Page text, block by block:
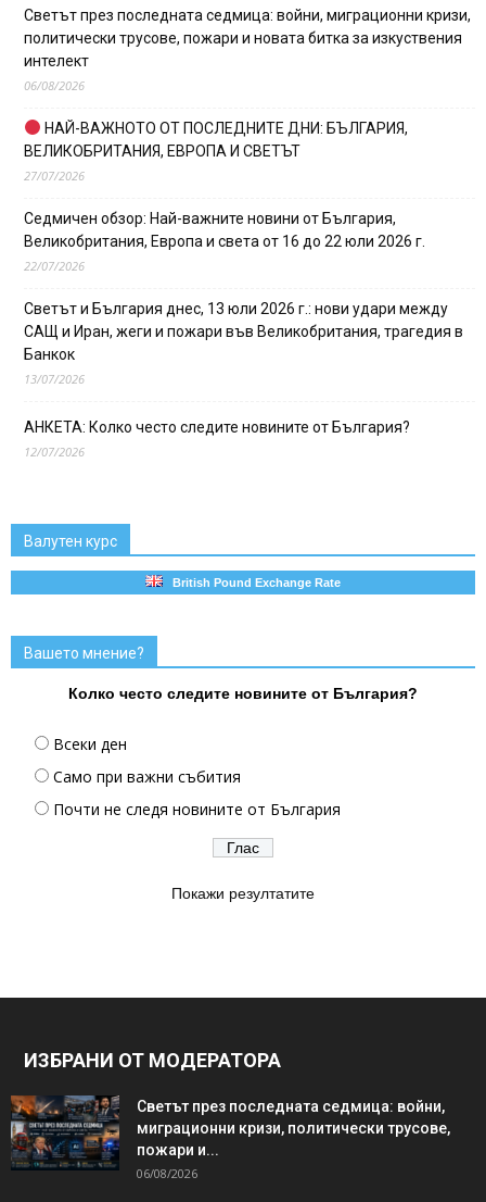
Светът през последната седмица: войни, миграционни кризи,
политически трусове, пожари и новата битка за изкуствения
интелект
06/08/2026
НАЙ-ВАЖНОТО ОТ ПОСЛЕДНИТЕ ДНИ: БЪЛГАРИЯ,
ВЕЛИКОБРИТАНИЯ, ЕВРОПА И СВЕТЪТ
27/07/2026
Седмичен обзор: Най-важните новини от България,
Великобритания, Европа и света от 16 до 22 юли 2026 г.
22/07/2026
Светът и България днес, 13 юли 2026 г.: нови удари между
САЩ и Иран, жеги и пожари във Великобритания, трагедия в
Банкок
13/07/2026
АНКЕТА: Колко често следите новините от България?
12/07/2026
Валутен курс
British Pound Exchange Rate
Вашето мнение?
Колко често следите новините от България?
Всеки ден
Само при важни събития
Почти не следя новините от България
Покажи резултатите
ИЗБРАНИ ОТ МОДЕРАТОРА
Светът през последната седмица: войни,
миграционни кризи, политически трусове,
пожари и...
06/08/2026